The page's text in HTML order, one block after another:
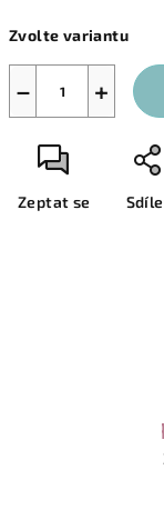
cena:
Zvolte variantu
+
−
Zeptat se